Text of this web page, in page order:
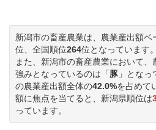
新潟市の畜産農業は、農業産出額ベ
位、全国順位264位となっています。
また、新潟市の畜産農業において、
強みとなっているのは「豚 」とな
の農業産出額全体の42.0%を占めて
額に焦点を当てると、新潟県順位は
っています。